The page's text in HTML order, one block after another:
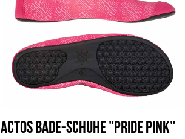
Actos Bade-Schuhe "Pride pink"